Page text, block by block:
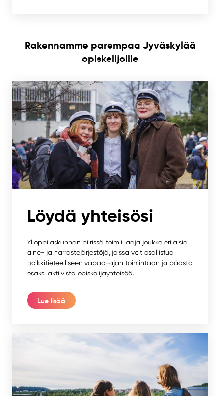
Rakennamme parempaa Jyväskylää
opiskelijoille
Löydä yhteisösi
Ylioppilaskunnan piirissä toimii laaja joukko erilaisia
aine- ja harrastejärjestöjä, joissa voit osallistua
poikkitieteelliseen vapaa-ajan toimintaan ja päästä
osaksi aktiivista opiskelijayhteisöä.
Lue lisää